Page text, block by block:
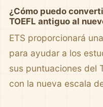
¿Cómo puedo
TOEFL antiguo al
ETS proporcionará
para ayudar a los
sus puntuaciones del
con la nueva escala